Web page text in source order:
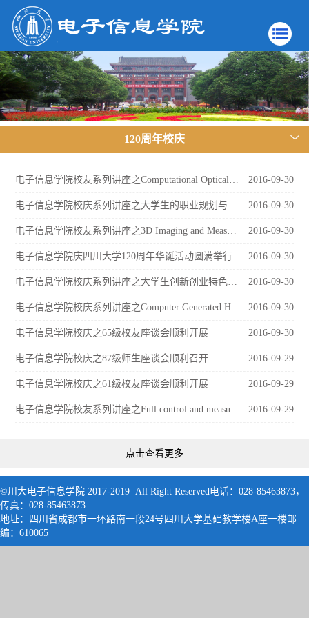
120周年校庆
2016-09-30
2016-09-30
2016-09-30
2016-09-30
电子信息学院庆四川大学120周年华诞活动圆满举行
2016-09-30
2016-09-30
2016-09-30
电子信息学院校庆之65级校友座谈会顺利开展
2016-09-29
电子信息学院校庆之87级师生座谈会顺利召开
2016-09-29
电子信息学院校庆之61级校友座谈会顺利开展
2016-09-29
点击查看更多
©川大电子信息学院 2017-2019 All Right Reserved电话：028-85463873，
传真：028-85463873
地址：四川省成都市一环路南一段24号四川大学基础教学楼A座一楼邮
编：610065